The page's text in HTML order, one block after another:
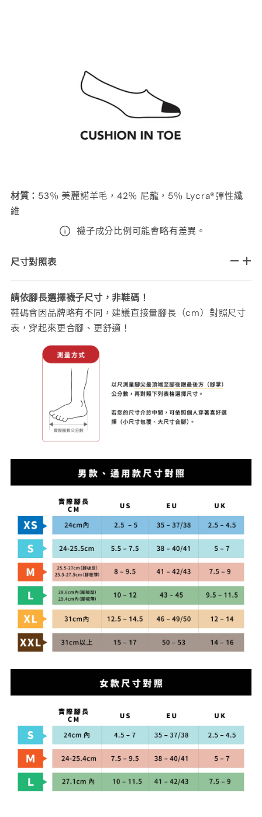
材質 ： 53％ 美麗諾羊毛，42％ 尼龍，5％ Lycra®彈性纖
維
襪子成分比例可能會略有差異。
尺寸對照表
請依腳長選擇襪子尺寸，非鞋碼！
鞋碼會因品牌略有不同，建議直接量腳長（cm）對照尺寸
表，穿起來更合腳、更舒適！